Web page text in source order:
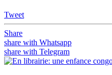
Tweet
Share
share with Whatsapp
share with Telegram